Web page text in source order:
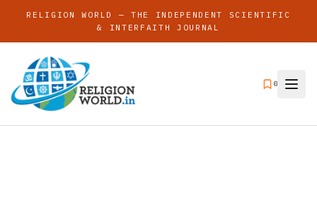
RELIGION WORLD — THE INDEPENDENT SCIENTIFIC
& INTERFAITH JOURNAL
0